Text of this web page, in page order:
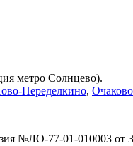
метро Солнцево).
Переделкино,
77-01-010003 от 3